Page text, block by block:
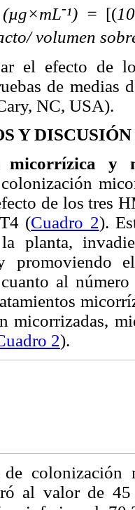
×mL-¹) = [(
volumen
el efecto de
de medias
NC, USA).
Y DISCUSIÓN
micorrízica y
de los tres
(Cuadro 2).
planta,
promoviendo
al número
micorrizadas,
2).
de
al valor de